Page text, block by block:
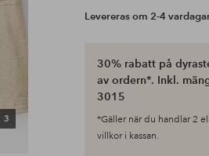
3
Levereras om 2-4
30% rabatt på
av ordern*. Inkl.
3015
*Gäller när du handlar 2
villkor i kassan.